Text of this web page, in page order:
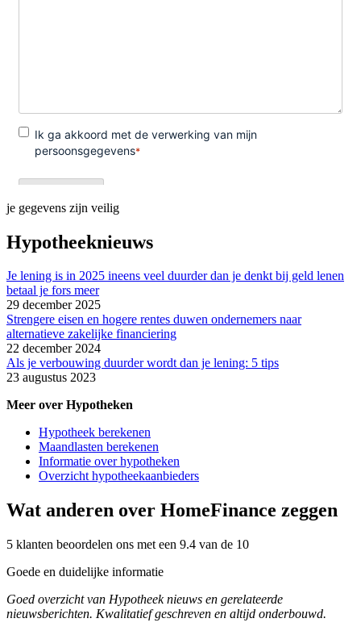
je gegevens zijn veilig
Hypotheeknieuws
Je lening is in 2025 ineens veel duurder dan je denkt bij geld lenen
betaal je fors meer
29 december 2025
Strengere eisen en hogere rentes duwen ondernemers naar
alternatieve zakelijke financiering
22 december 2024
Als je verbouwing duurder wordt dan je lening: 5 tips
23 augustus 2023
Meer over Hypotheken
Hypotheek berekenen
Maandlasten berekenen
Informatie over hypotheken
Overzicht hypotheekaanbieders
Wat anderen over HomeFinance zeggen
5 klanten beoordelen ons met een 9.4 van de 10
Goede en duidelijke informatie
Goed overzicht van Hypotheek nieuws en gerelateerde
nieuwsberichten. Kwalitatief geschreven en altijd onderbouwd.